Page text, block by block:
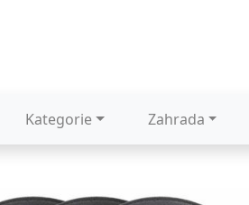
Kategorie Zahrada